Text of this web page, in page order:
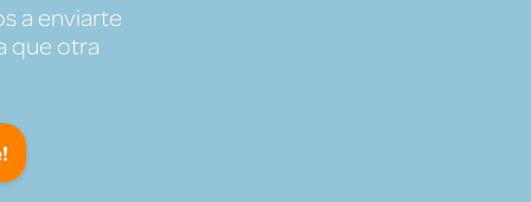
a enviarte
que otra